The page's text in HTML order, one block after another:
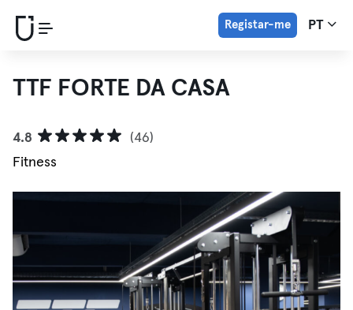
Registar-me PT
TTF FORTE DA CASA
4.8
(46)
Fitness